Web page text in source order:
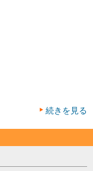
続きを見る